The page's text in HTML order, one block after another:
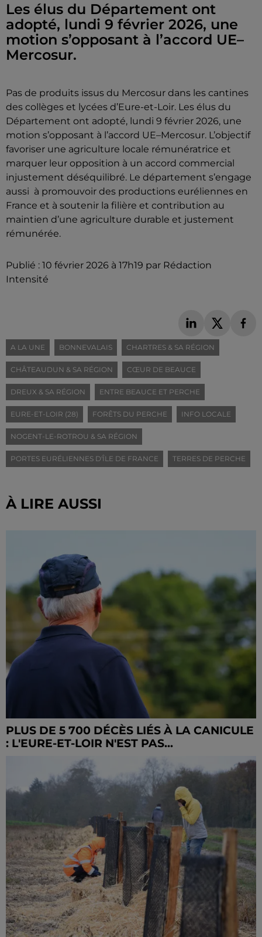
Les élus du Département ont
adopté, lundi 9 février 2026, une
motion s’opposant à l’accord UE–
Mercosur.
Pas de produits issus du Mercosur dans les cantines
des collèges et lycées d’Eure-et-Loir. Les élus du
Département ont adopté, lundi 9 février 2026, une
motion s’opposant à l’accord UE–Mercosur. L’objectif
favoriser une agriculture locale rémunératrice et
marquer leur opposition à un accord commercial
injustement déséquilibré. Le département s’engage
aussi à promouvoir des productions euréliennes en
France et à soutenir la filière et contribution au
maintien d’une agriculture durable et justement
rémunérée.
Publié : 10 février 2026 à 17h19 par Rédaction
Intensité
A LA UNE BONNEVALAIS CHARTRES & SA RÉGION
CHÂTEAUDUN & SA RÉGION CŒUR DE BEAUCE
DREUX & SA RÉGION ENTRE BEAUCE ET PERCHE
EURE-ET-LOIR (28) FORÊTS DU PERCHE INFO LOCALE
NOGENT-LE-ROTROU & SA RÉGION
PORTES EURÉLIENNES D'ÎLE DE FRANCE TERRES DE PERCHE
À LIRE AUSSI
PLUS DE 5 700 DÉCÈS LIÉS À LA CANICULE
: L'EURE-ET-LOIR N'EST PAS...